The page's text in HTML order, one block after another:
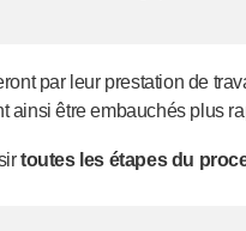
par leur prestation de
être embauchés plus
toutes les étapes du